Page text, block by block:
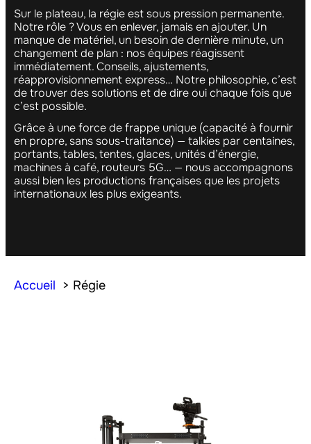
Sur le plateau, la régie est sous pression permanente.
Notre rôle ? Vous en enlever, jamais en ajouter. Un
manque de matériel, un besoin de dernière minute, un
changement de plan : nos équipes réagissent
immédiatement. Conseils, ajustements,
réapprovisionnement express… Notre philosophie, c’est
de trouver des solutions et de dire oui chaque fois que
c’est possible.
Grâce à une force de frappe unique (capacité à fournir
en propre, sans sous-traitance) — talkies par centaines,
portants, tables, tentes, glaces, unités d’énergie,
machines à café, routeurs 5G… — nous accompagnons
aussi bien les productions françaises que les projets
internationaux les plus exigeants.
Accueil Régie